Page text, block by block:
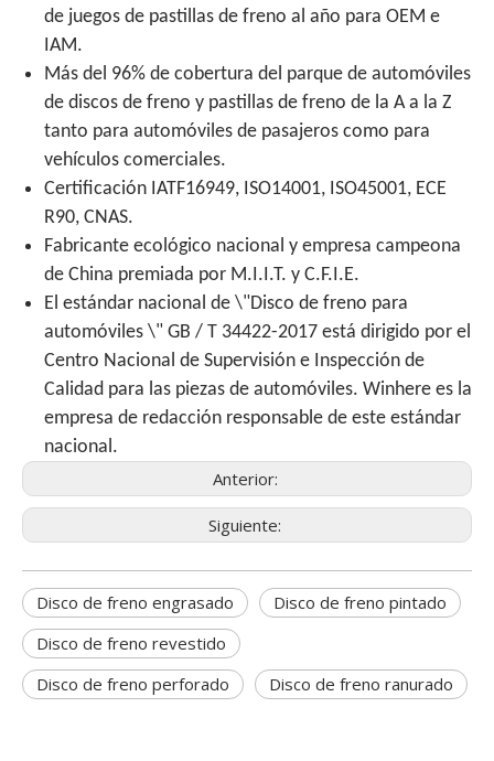
de juegos de pastillas de freno al año para OEM e
IAM.
Más del 96% de cobertura del parque de automóviles
de discos de freno y pastillas de freno de la A a la Z
tanto para automóviles de pasajeros como para
vehículos comerciales.
Certificación IATF16949, ISO14001, ISO45001, ECE
R90, CNAS.
Fabricante ecológico nacional y empresa campeona
de China premiada por M.I.I.T. y C.F.I.E.
El estándar nacional de \"Disco de freno para
automóviles \" GB / T 34422-2017 está dirigido por el
Centro Nacional de Supervisión e Inspección de
Calidad para las piezas de automóviles. Winhere es la
empresa de redacción responsable de este estándar
nacional.
Anterior:
Siguiente:
Disco de freno engrasado
Disco de freno pintado
Disco de freno revestido
Disco de freno perforado
Disco de freno ranurado